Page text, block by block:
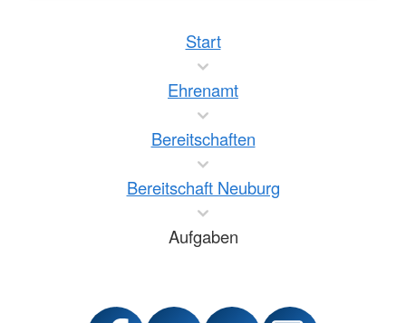
Start
Ehrenamt
Bereitschaften
Bereitschaft Neuburg
Aufgaben